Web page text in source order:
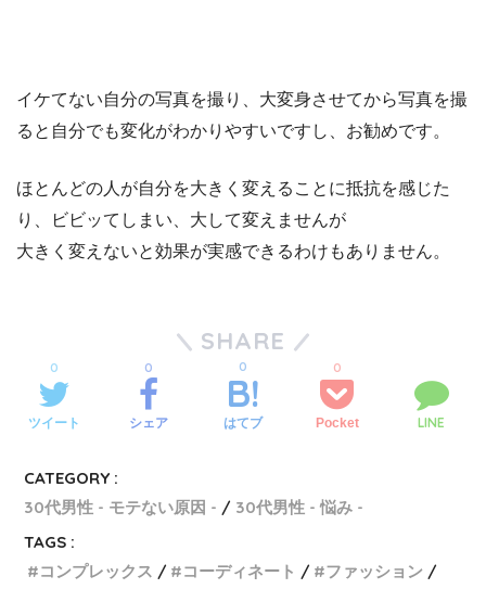
イケてない自分の写真を撮り、大変身させてから写真を撮
ると自分でも変化がわかりやすいですし、お勧めです。
ほとんどの人が自分を大きく変えることに抵抗を感じた
り、ビビッてしまい、大して変えませんが
大きく変えないと効果が実感できるわけもありません。
SHARE
ツイート
0
シェア
0
はてブ
0
Pocket
0
LINE
CATEGORY :
30代男性 - モテない原因 -
30代男性 - 悩み -
TAGS :
コンプレックス
コーディネート
ファッション